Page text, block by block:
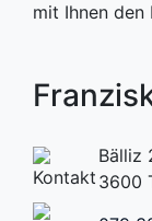
mit Ihnen den
Bälliz
3600